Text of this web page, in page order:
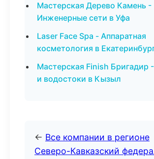
Мастерская Дерево Камень -
Инженерные сети в Уфа
Laser Face Spa - Аппаратная
косметология в
Мастерская Finish Бригадир
и водостоки в Кызыл
← Все компании в регионе
Северо-Кавказский